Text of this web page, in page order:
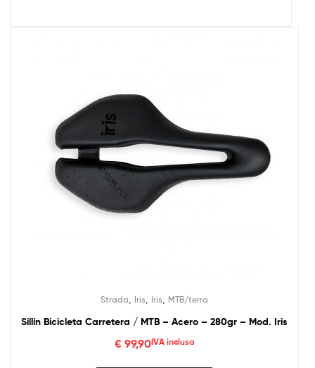
Strada Iris Iris MTB/terra
Sillín Bicicleta Carretera / MTB – Acero – 280gr – Mod. Iris
€99,90IVA inclusa